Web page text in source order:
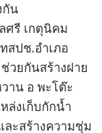
กัน
ศรี เกตุนิคม
สปช.อำเภอ
วยกันสร้างฝาย
าน อ พะโต๊ะ
ล่งเก็บกักน้ำ
ะสร้างความชุ่ม